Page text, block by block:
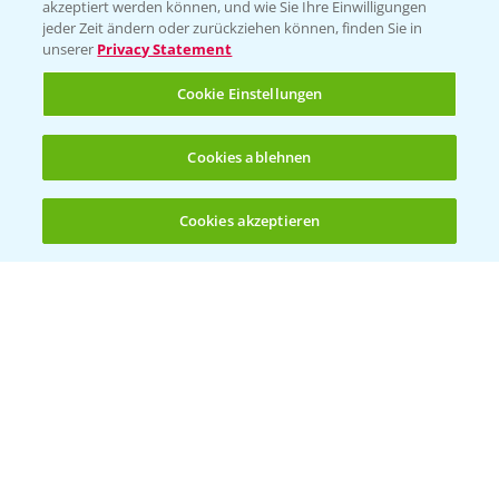
(noch 4)
Hilfe in Notfällen
T.+49 (0)214/30-20220
Folgen Sie uns
akzeptiert werden können, und wie Sie Ihre Einwilligungen
jeder Zeit ändern oder zurückziehen können, finden Sie in
unserer Privacy Statement
Cookie Einstellungen
Cookies ablehnen
Cookies akzeptieren